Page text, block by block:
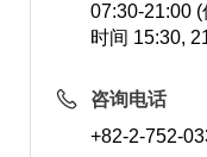
07:30-21:00
时间 15:30,
咨询电话
+82-2-752-